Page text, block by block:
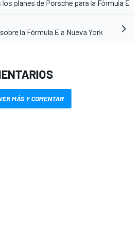
los planes de Porsche para la Fórmula E
la Fórmula E a Nueva York
MÁS Y COMENTAR